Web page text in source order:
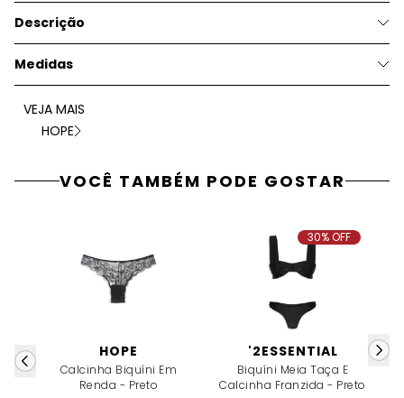
Descrição
Medidas
VEJA MAIS
HOPE
VOCÊ TAMBÉM PODE GOSTAR
HOPE
Calcinha Biquíni Em
Renda - Preto
'2ESSENTIAL
Biquíni Meia Taça E
Calcinha Franzida - Preto
30% OFF